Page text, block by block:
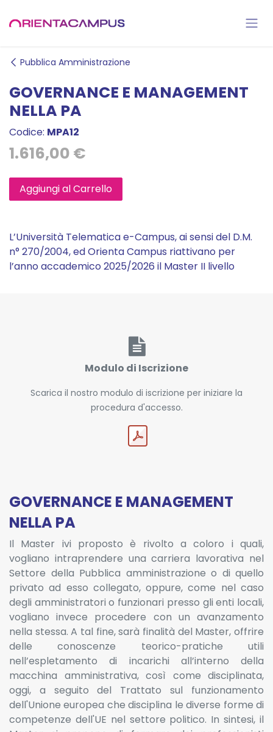
Pubblica Amministrazione
GOVERNANCE E MANAGEMENT
NELLA PA
Codice: MPA12
1.616,00 €
Aggiungi al Carrello
L’Università Telematica e-Campus, ai sensi del D.M.
n° 270/2004, ed Orienta Campus riattivano per
l’anno accademico 2025/2026 il Master II livello
Modulo di Iscrizione
Scarica il nostro modulo di iscrizione per iniziare la
procedura d'accesso.
GOVERNANCE E MANAGEMENT
NELLA PA
Il Master ivi proposto è rivolto a coloro i quali,
vogliano intraprendere una carriera lavorativa nel
Settore della Pubblica amministrazione o di quello
privato ad esso collegato, oppure, come nel caso
degli amministratori o funzionari presso gli enti locali,
vogliano invece procedere con un avanzamento
nella stessa. A tal fine, sarà finalità del Master, offrire
delle conoscenze teorico-pratiche utili
nell’espletamento di incarichi all’interno della
macchina amministrativa, così come disciplinata,
oggi, a seguito del Trattato sul funzionamento
dell'Unione europea che disciplina le diverse forme di
competenze dell'UE nel settore politico. In sintesi, il